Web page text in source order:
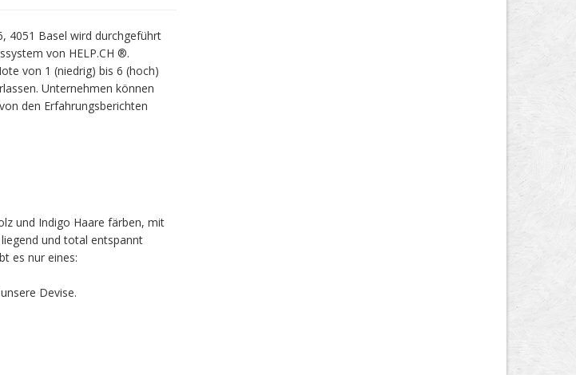
4051 Basel wird durchgeführt
von HELP.CH ®.
von 1 (niedrig) bis 6 (hoch)
Unternehmen können
den Erfahrungsberichten
und Indigo Haare färben, mit
und total entspannt
es nur eines:
Devise.